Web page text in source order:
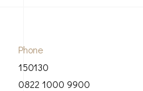
Phone
150130
0822 1000 9900